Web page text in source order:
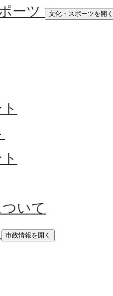
ーツ
文化・スポーツを開く
いて
市政情報を開く